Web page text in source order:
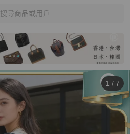
搜尋商品或用戶
1 / 7